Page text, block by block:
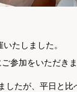
たしました。
参加をいただきま
たが、平日と